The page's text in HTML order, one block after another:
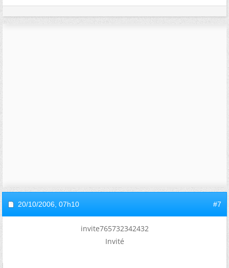
20/10/2006, 07h10 #7
invite765732342432
Invité